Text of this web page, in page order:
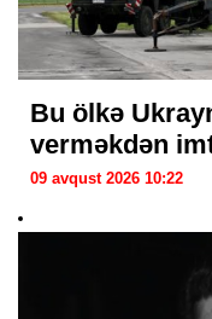
Bu ölkə
verməkdən
09 avqust 2026 10:22